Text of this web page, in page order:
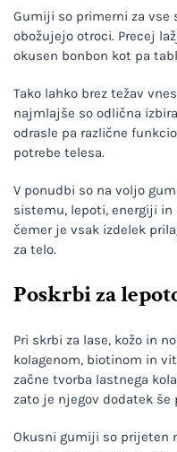
Gumiji so primerni za vse
obožujejo otroci. Precej
okusen bonbon kot pa
Tako lahko brez težav
najmlajše so odlična
odrasle pa različne
potrebe telesa.
V ponudbi so na voljo
sistemu, lepoti, energiji
čemer je vsak izdelek
za telo.
Poskrbi za
Pri skrbi za lase, kožo in
kolagenom, biotinom in
začne tvorba lastnega
zato je njegov dodatek še
Okusni gumiji so prijeten